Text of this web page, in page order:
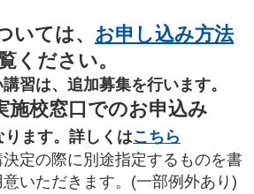
いては、 お申し込み方法
ください。
習は、追加募集を行います。
施校窓口でのお申込み
ります。詳しくはこちら
定の際に別途指定するものを書
いただきます。(一部例外あり)